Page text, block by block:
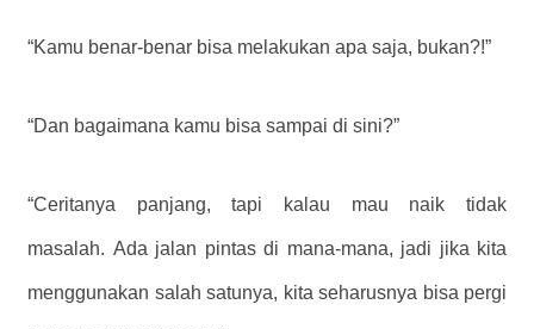
“Kamu benar-benar bisa melakukan apa saja, bukan?!”
“Dan bagaimana kamu bisa sampai di sini?”
“Ceritanya panjang, tapi kalau mau naik tidak
masalah. Ada jalan pintas di mana-mana, jadi jika kita
menggunakan salah satunya, kita seharusnya bisa pergi